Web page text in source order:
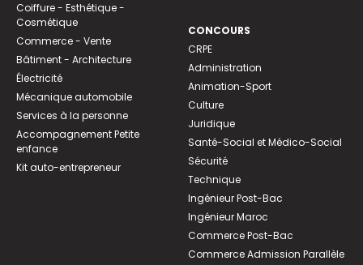
Coiffure - Esthétique -
Cosmétique
Commerce - Vente
Bâtiment - Architecture
Électricité
Mécanique automobile
Services à la personne
Accompagnement Petite
enfance
Kit auto-entrepreneur
CONCOURS
CRPE
Administration
Animation-Sport
Culture
Juridique
Santé-Social et Médico-Social
Sécurité
Technique
Ingénieur Post-Bac
Ingénieur Maroc
Commerce Post-Bac
Commerce Admission Parallèle